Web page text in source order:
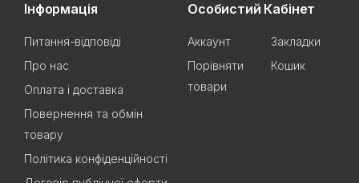
Інформація
Питання-відповіді
Про нас
Оплата і доставка
Повернення та обмін
товару
Політика конфіденційності
Особистий Кабінет
Аккаунт
Закладки
Порівняти
товари
Кошик